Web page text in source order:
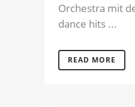
Orchestra mit
dance hits ...
READ MORE